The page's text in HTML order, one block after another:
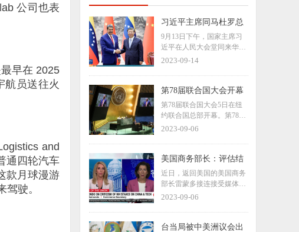
公司也表
早在 2025
航员送往火
and
通四轮汽车
款月球漫游
驶。
习近平主席同马杜罗总
统会谈时，这样谈中委
关系
9月13日下午，国家主席习
近平在人民大会堂同来华进
行国事访问的委内瑞拉总统
2023-09-14
第78届联合国大会开幕
第78届联合国大会5日在纽
约联合国总部开幕。第78届
联大主席丹尼斯·弗朗西斯呼
与挑战，以更好地保护人类
的安全和尊严。
2023-09-06
美国商务部长：评估结
束前，预计不会改变对
华关税政策
近日，返回美国的美国商务
部长雷蒙多接连接受媒体采
访，宣传自己的访华“成
商业频道（CNBC）节目采
2023-09-06
台当局被中美洲议会出